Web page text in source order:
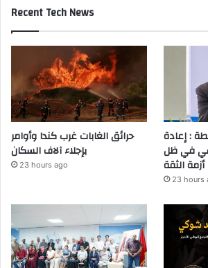
Recent Tech News
حرائق الغابات غرب كندا وأوامر
بإجلاء آلاف السكان
23 hours ago
: إعادة
في ظل
أزمة الثقة
23 hours